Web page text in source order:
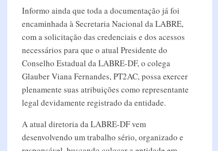
Informo ainda que toda a documentação já foi
encaminhada à Secretaria Nacional da LABRE,
com a solicitação das credenciais e dos acessos
necessários para que o atual Presidente do
Conselho Estadual da LABRE-DF, o colega
Glauber Viana Fernandes, PT2AC, possa exercer
plenamente suas atribuições como representante
legal devidamente registrado da entidade.
A atual diretoria da LABRE-DF vem
desenvolvendo um trabalho sério, organizado e